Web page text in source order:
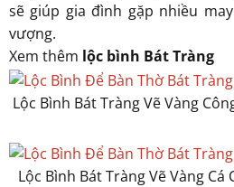
sẽ giúp gia đình gặp nhiều
vượng.
Xem thêm lộc bình Bát Tràng
Lộc Bình Bát Tràng Vẽ Vàng
Lộc Bình Bát Tràng Vẽ Vàng Cá